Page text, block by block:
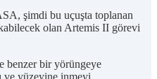
şimdi bu uçuşta toplanan
olan Artemis II görevi
benzer bir yörüngeye
ve yüzeyine inmeyi